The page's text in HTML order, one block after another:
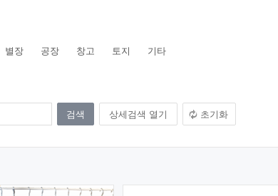
별장 공장 창고 토지 기타
상세검색 열기 초기화